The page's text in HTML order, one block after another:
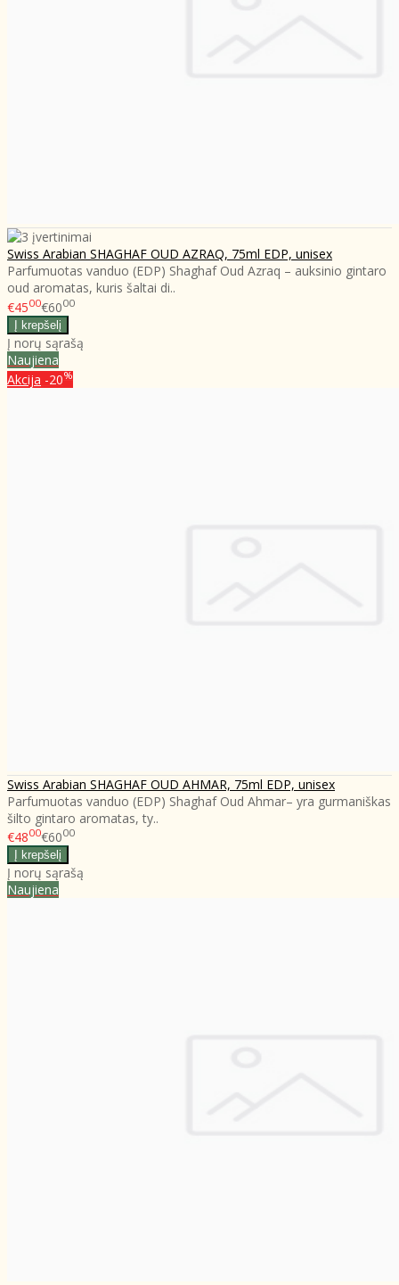
Swiss Arabian SHAGHAF OUD AZRAQ, 75ml EDP, unisex
Parfumuotas vanduo (EDP) Shaghaf Oud Azraq – auksinio gintaro
oud aromatas, kuris šaltai di..
€4500€6000
Į norų sąrašą
Naujiena
Akcija -20%
Swiss Arabian SHAGHAF OUD AHMAR, 75ml EDP, unisex
Parfumuotas vanduo (EDP) Shaghaf Oud Ahmar– yra gurmaniškas
šilto gintaro aromatas, ty..
€4800€6000
Į norų sąrašą
Naujiena